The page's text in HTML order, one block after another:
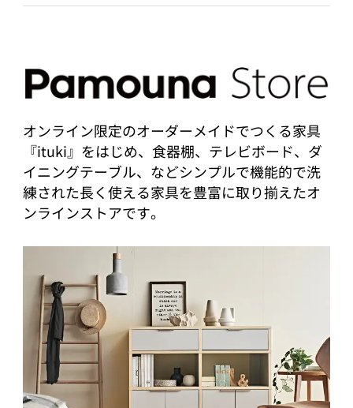
オンライン限定のオーダーメイドでつくる家具
『ituki』をはじめ、食器棚、テレビボード、ダ
イニングテーブル、などシンプルで機能的で洗
練された長く使える家具を豊富に取り揃えたオ
ンラインストアです。